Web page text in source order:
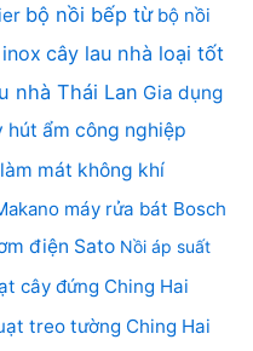
bộ nồi bếp từ bộ nồi
cây lau nhà loại tốt
nhà Thái Lan Gia dụng
hút ẩm công nghiệp
mát không khí
máy rửa bát Bosch
điện Sato Nồi áp suất
cây đứng Ching Hai
treo tường Ching Hai